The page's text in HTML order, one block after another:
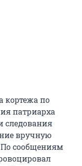
кортежа по
патриарха
следования
вручную
сообщениям